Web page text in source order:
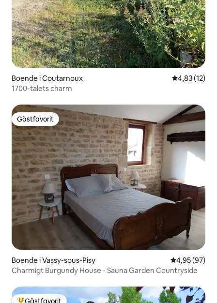
Boende i Coutarnoux 4,83 av 5 i
4,83 (12)
1700-talets charm
Gästfavorit
Gästfavorit
Boende i Vassy-sous-Pisy 4,95 av 5 i
4,95 (97)
Charmigt Burgundy House - Sauna Garden Countryside
Gästfavorit